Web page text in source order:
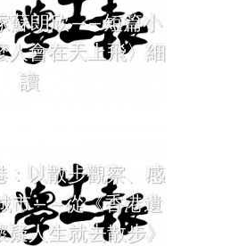
蘇朗欣——短篇小
人會在天上飛〉細
讀
：以散步觀察、感
市——從《香港遺
人生就去散步》